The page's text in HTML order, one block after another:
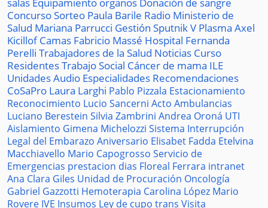
ConcursoSorteo Paula Barile Radio Ministerio de
Salud Mariana Parrucci Gestión Sputnik V Plasma Axel
KicillofCamas Fabricio Massé Hospital Fernanda
Perelli Trabajadores de la Salud Noticias Curso
ResidentesTrabajo Social Cáncer de mama ILE
UnidadesAudio Especialidades Recomendaciones
CoSaPro Laura Larghi Pablo Pizzala Estacionamiento
Reconocimiento Lucio Sancerni Acto Ambulancias
Luciano Berestein Silvia Zambrini Andrea Oroná UTI
Aislamiento Gimena Michelozzi Sistema Interrupción
Legal del Embarazo Aniversario Elisabet Fadda Etelvina
Macchiavello Mario Capogrosso Servicio de
Emergencias prestacion dias Floreal Ferrara intranet
Ana Clara Giles Unidad de Procuración Oncología
Gabriel Gazzotti Hemoterapia Carolina López Mario
Rovere IVE Insumos Ley de cupo trans Visita